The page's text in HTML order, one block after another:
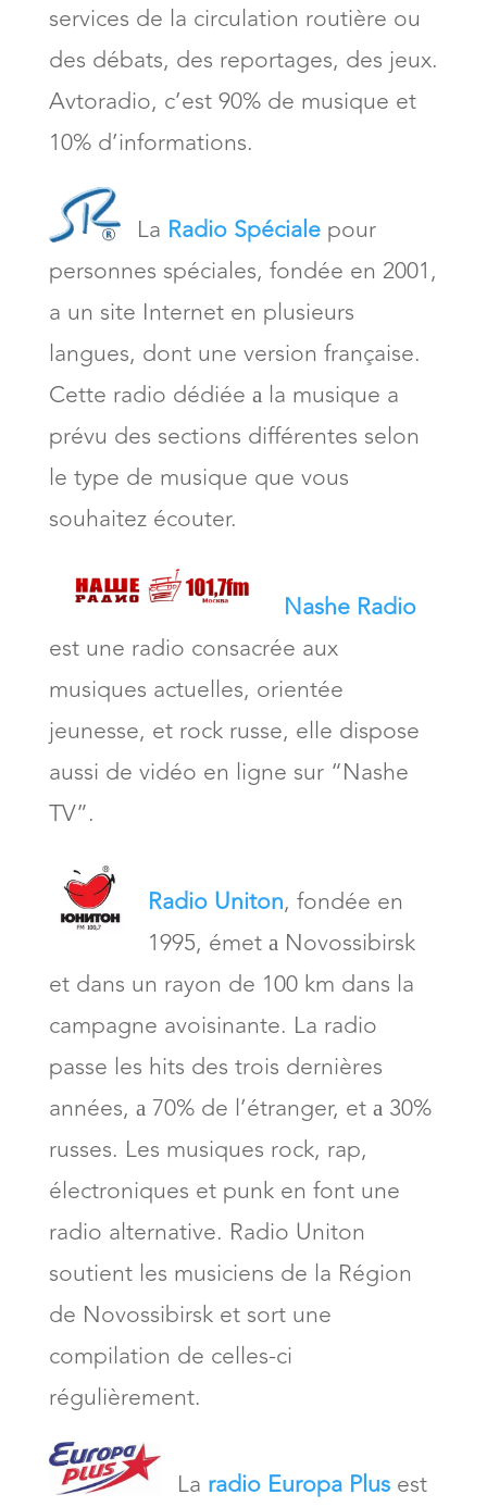
services de la circulation routière ou
des débats, des reportages, des jeux.
Avtoradio, c’est 90% de musique et
10% d’informations.
La Radio Spécialepour
personnes spéciales, fondée en 2001,
a un site Internet en plusieurs
langues, dont une version française.
Cette radio dédiée а la musique a
prévu des sections différentes selon
le type de musique que vous
souhaitez écouter.
Nashe Radio
est une radio consacrée aux
musiques actuelles, orientée
jeunesse, et rock russe, elle dispose
aussi de vidéo en ligne sur “Nashe
TV”.
Radio Uniton, fondée en
1995, émet а Novossibirsk
et dans un rayon de 100 km dans la
campagne avoisinante. La radio
passe les hits des trois dernières
années, а 70% de l’étranger, et а 30%
russes. Les musiques rock, rap,
électroniques et punk en font une
radio alternative. Radio Uniton
soutient les musiciens de la Région
de Novossibirsk et sort une
compilation de celles-ci
régulièrement.
La radio Europa Plusest